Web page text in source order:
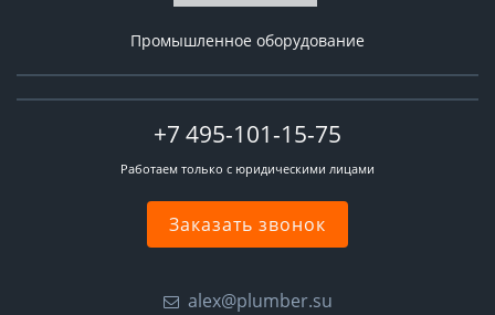
Промышленное оборудование
+7 495-101-15-75
Работаем только с юридическими лицами
Заказать звонок
alex@plumber.su